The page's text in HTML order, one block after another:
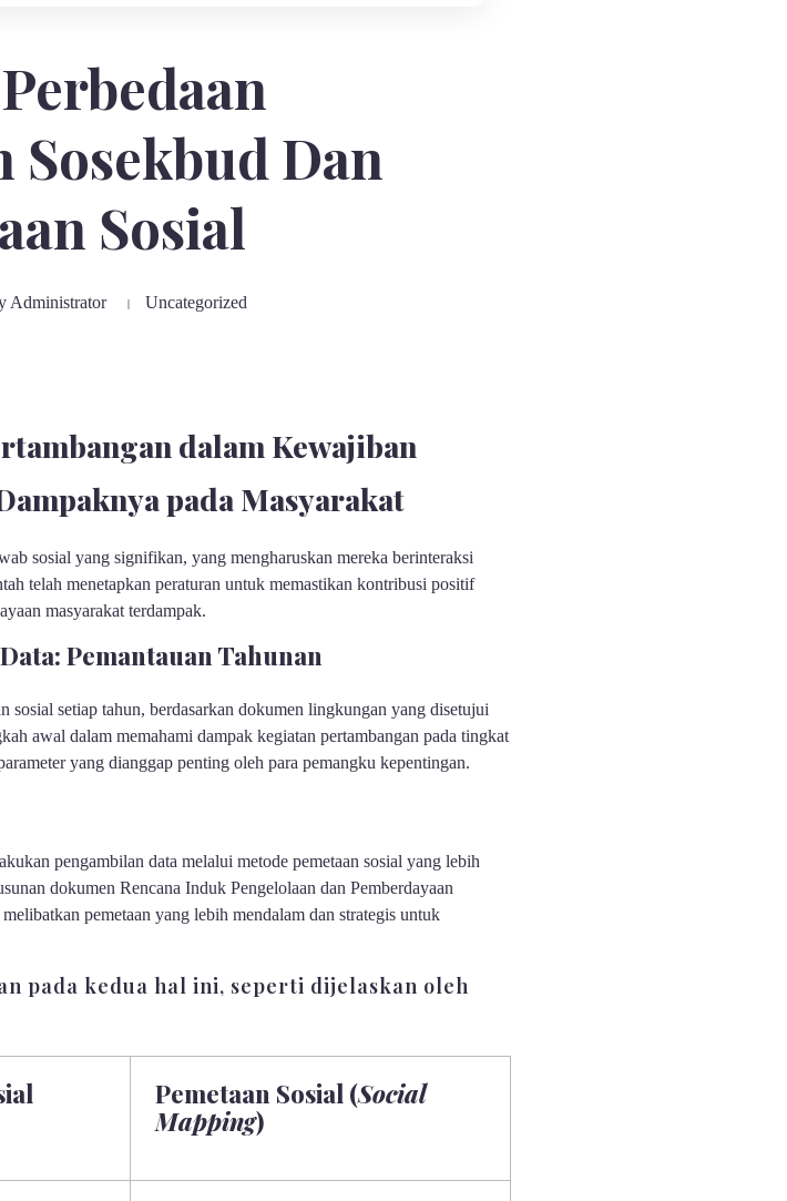
Sosekbud Dan
Sosial
Administrator Uncategorized
dalam Kewajiban
pada Masyarakat
sosial yang signifikan, yang mengharuskan mereka berinteraksi
telah menetapkan peraturan untuk memastikan kontribusi positif
masyarakat terdampak.
Pemantauan Tahunan
setiap tahun, berdasarkan dokumen lingkungan yang disetujui
awal dalam memahami dampak kegiatan pertambangan pada tingkat
yang dianggap penting oleh para pemangku kepentingan.
pengambilan data melalui metode pemetaan sosial yang lebih
dokumen Rencana Induk Pengelolaan dan Pemberdayaan
pemetaan yang lebih mendalam dan strategis untuk
pada kedua hal ini, seperti dijelaskan oleh
Pemetaan Sosial (Social
Mapping)